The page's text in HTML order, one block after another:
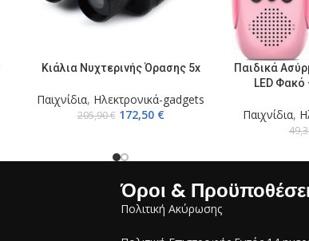
ΠΡΟΣΘΉΚΗ ΣΤΟ ΚΑΛΆΘΙ
Κιάλια Νυχτερινής Όρασης 5x
Παιχνίδια, Ηλεκτρονικά-gadgets
205,90€ 172,50 €
ΠΡΟΣΘΉΚΗ
Παιδικά
LED Φακό
Παιχνίδια,
Όροι &
Πολιτική Ακύρωσης